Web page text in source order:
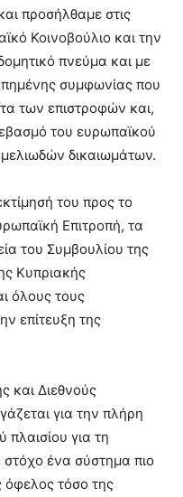
προσήλθαμε στις
Κοινοβούλιο και την
πνεύμα και με
συμφωνίας που
των επιστροφών και,
του ευρωπαϊκού
δικαιωμάτων.
του προς το
Επιτροπή, τα
του Συμβουλίου της
Κυπριακής
όλους τους
επίτευξη της
και Διεθνούς
για την πλήρη
για τη
ένα σύστημα πιο
όφελος τόσο της